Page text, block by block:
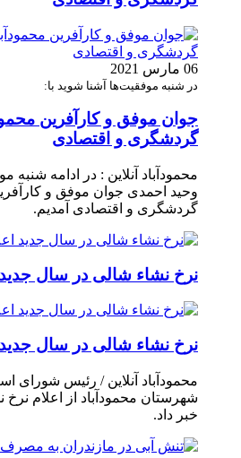
06 مارس 2021
در شنبه موفقیت‌ها آشنا شوید با:
جوان موفق و کارآفرین
گردشگری و اقتصادی
محمودآباد آنلاین : در ادامه شنبه
وحید احمدی جوان موفق و
گردشگری و اقتصادی آمدیم.
نرخ نشاء شالی در سال
نرخ نشاء شالی در سال
محمودآباد آنلاین / رئیس
خبر داد.